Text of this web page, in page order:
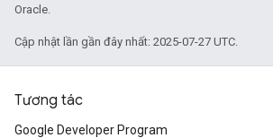
Oracle.
Cập nhật lần gần đây nhất: 2025-07-27 UTC.
Tương tác
Google Developer Program